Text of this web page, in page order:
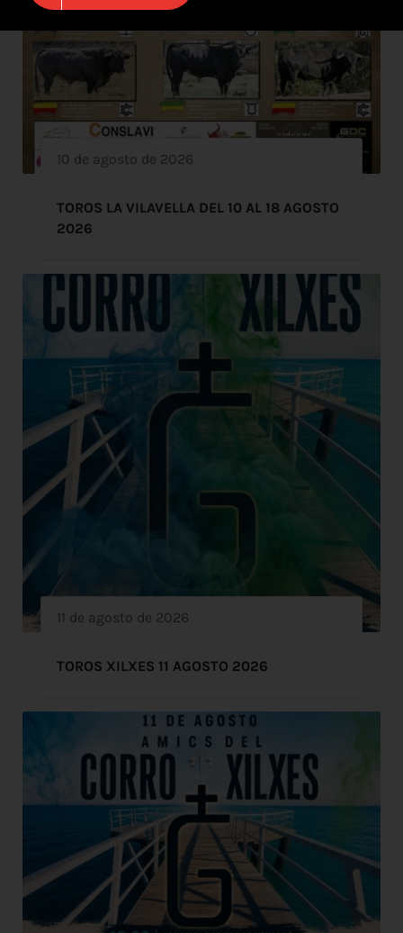
10 de agosto de 2026
TOROS LA VILAVELLA DEL 10 AL 18 AGOSTO
2026
11 de agosto de 2026
TOROS XILXES 11 AGOSTO 2026